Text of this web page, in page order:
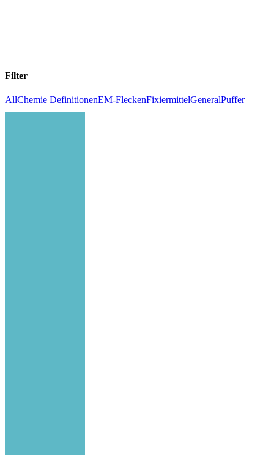
Filter
AllChemie DefinitionenEM-FleckenFixiermittelGeneralPuffer